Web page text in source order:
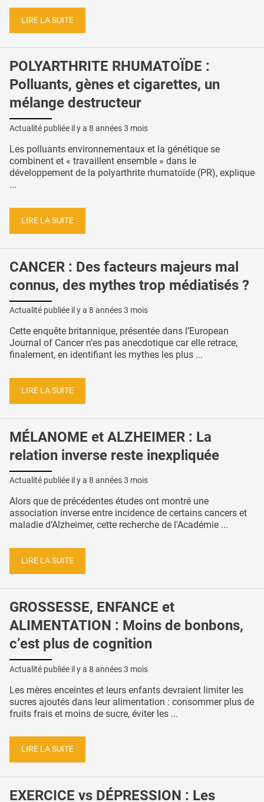
LIRE LA SUITE
POLYARTHRITE RHUMATOÏDE :
Polluants, gènes et cigarettes, un
mélange destructeur
Actualité publiée il y a 8 années 3 mois
Les polluants environnementaux et la génétique se
combinent et « travaillent ensemble » dans le
développement de la polyarthrite rhumatoïde (PR), explique
...
LIRE LA SUITE
CANCER : Des facteurs majeurs mal
connus, des mythes trop médiatisés ?
Actualité publiée il y a 8 années 3 mois
Cette enquête britannique, présentée dans l’European
Journal of Cancer n’es pas anecdotique car elle retrace,
finalement, en identifiant les mythes les plus ...
LIRE LA SUITE
MÉLANOME et ALZHEIMER : La
relation inverse reste inexpliquée
Actualité publiée il y a 8 années 3 mois
Alors que de précédentes études ont montré une
association inverse entre incidence de certains cancers et
maladie d’Alzheimer, cette recherche de l'Académie ...
LIRE LA SUITE
GROSSESSE, ENFANCE et
ALIMENTATION : Moins de bonbons,
c’est plus de cognition
Actualité publiée il y a 8 années 3 mois
Les mères enceintes et leurs enfants devraient limiter les
sucres ajoutés dans leur alimentation : consommer plus de
fruits frais et moins de sucre, éviter les ...
LIRE LA SUITE
EXERCICE vs DÉPRESSION : Les